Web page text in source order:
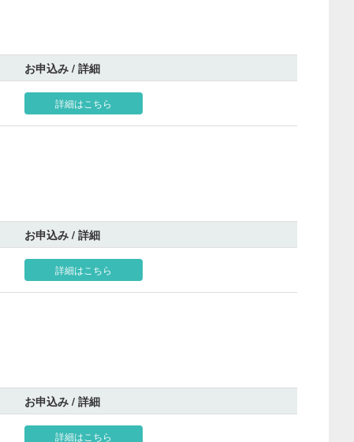
お申込み / 詳細
詳細はこちら
お申込み / 詳細
詳細はこちら
お申込み / 詳細
詳細はこちら